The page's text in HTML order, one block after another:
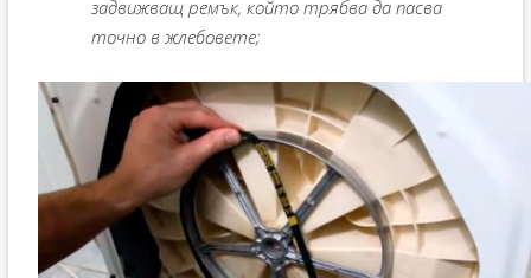
задвижващ ремък, който трябва да пасва
точно в жлебовете;